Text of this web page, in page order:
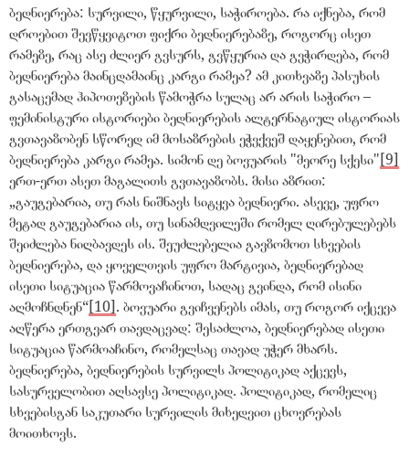
ბედნიერება: სურვილი, წყურვილი, საჭიროება. რა იქნება, რომ
დროებით შევწყვიტოთ ფიქრი ბედნიერებაზე, როგორც ისეთ
რამეზე, რაც ასე ძლიერ გვსურს, გვწყურია და გვჭირდება, რომ
ბედნიერება მაინცდამაინც კარგი რამეა? ამ კითხვაზე პასუხის
გასაცემად ჰიპოთეზების წამოჭრა სულაც არ არის საჭირო –
ფემინისტური ისტორიები ბედნიერების ალტერნატიულ ისტორიას
გვთავაზობენ სწორედ იმ მოსაზრების ეჭვქვეშ დაყენებით, რომ
ბედნიერება კარგი რამეა. სიმონ დე ბოვუარის "მეორე სქესი"[9]
ერთ-ერთ ასეთ მაგალითს გვთავაზობს. მისი აზრით:
„გაუგებარია, თუ რას ნიშნავს სიტყვა ბედნიერი. ასევე, უფრო
მეტად გაუგებარია ის, თუ სინამდვილეში რომელ ღირებულებებს
შეიძლება ნიღბავდეს ის. შეუძლებელია გავზომოთ სხვების
ბედნიერება, და ყოველთვის უფრო მარტივია, ბედნიერებად
ისეთი სიტუაცია წარმოვაჩინოთ, სადაც გვინდა, რომ ისინი
აღმოჩნდნენ“[10]. ბოვუარი გვიჩვენებს იმას, თუ როგორ იქცევა
აღწერა ერთგვარ თავდაცვად: შესაძლოა, ბედნიერებად ისეთი
სიტუაცია წარმოაჩინო, რომელსაც თავად უჭერ მხარს.
ბედნიერება, ბედნიერების სურვილს პოლიტიკად აქცევს,
სასურველობით აღსავსე პოლიტიკად. პოლიტიკად, რომელიც
სხვებისგან საკუთარი სურვილის მიხედვით ცხოვრებას
მოითხოვს.